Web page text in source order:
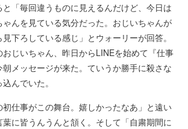
「毎回違うものに見えるんだけど、今日は
んを見ている気分だった。おじいちゃんが
下ろしている感じ」とウォーリーが回答。
じいちゃん、昨日からLINEを始めて『仕事
メッセージが来た。ていうか勝手に殺さな
んでいた。
仕事がこの舞台。嬉しかったなあ」と遠い
に皆うんうんと頷く。そして「自粛期間に